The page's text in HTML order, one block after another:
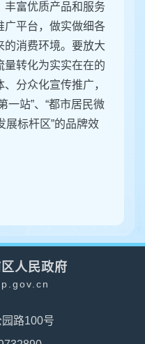
丰富优质产品和服务
广平台，做实做细各
的消费环境。要放大
量转化为实实在在的
分众化宣传推广，
一站”、“都市居民微
展标杆区”的品牌效
人民政府
路100号